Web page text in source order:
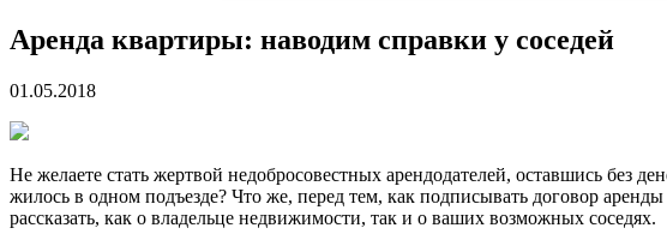
Аренда квартиры: наводим справки у соседей
01.05.2018
Не желаете стать жертвой недобросовестных арендодателей, оставшись без
жилось в одном подъезде? Что же, перед тем, как подписывать договор
рассказать, как о владельце недвижимости, так и о ваших возможных соседях.